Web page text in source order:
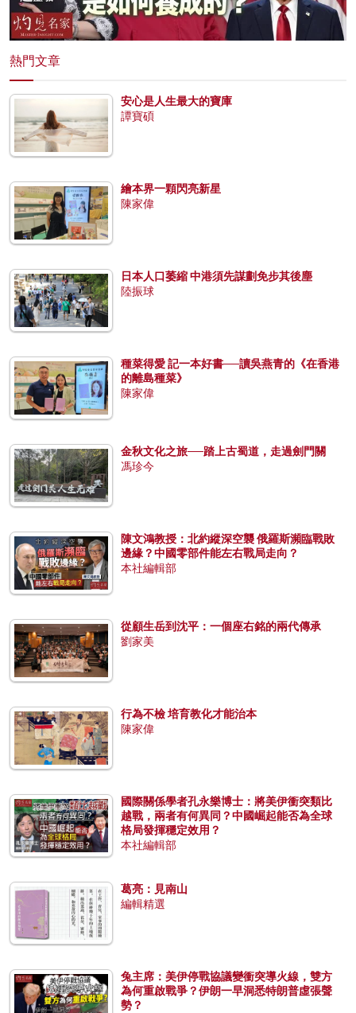
熱門文章
安心是人生最大的寶庫
譚寶碩
繪本界一顆閃亮新星
陳家偉
日本人口萎縮 中港須先謀劃免步其後塵
陸振球
種菜得愛 記一本好書──讀吳燕青的《在香港
的離島種菜》
陳家偉
金秋文化之旅──踏上古蜀道，走過劍門關
馮珍今
陳文鴻教授：北約縱深空襲 俄羅斯瀕臨戰敗
邊緣？中國零部件能左右戰局走向？
本社編輯部
從顧生岳到沈平：一個座右銘的兩代傳承
劉家美
行為不檢 培育教化才能治本
陳家偉
國際關係學者孔永樂博士：將美伊衝突類比
越戰，兩者有何異同？中國崛起能否為全球
格局發揮穩定效用？
本社編輯部
葛亮：見南山
編輯精選
兔主席：美伊停戰協議變衝突導火線，雙方
為何重啟戰爭？伊朗一早洞悉特朗普虛張聲
勢？